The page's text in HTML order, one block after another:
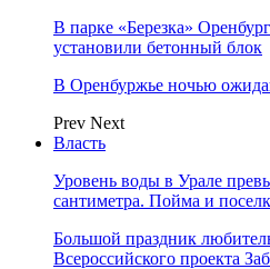
В парке «Березка»
установили бетонный блок
В Оренбуржье ночью
Prev Next
Власть
Уровень воды в Урале
сантиметра. Пойма и
Большой праздник
Всероссийского проекта